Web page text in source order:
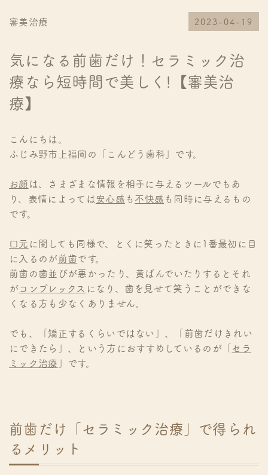
審美治療 2023-04-19
気になる前歯だけ！セラミック治
療なら短時間で美しく!【審美治
療】
こんにちは。
ふじみ野市上福岡の「こんどう歯科」です。
お顔は、さまざまな情報を相手に与えるツールでもあ
り、表情によっては安心感 も不快感 も同時に与えるもの
です。
口元 に関しても同様で、とくに笑ったときに1番最初に目
に入るのが前歯です。
前歯の歯並びが悪かったり、黄ばんでいたりするとそれ
がコンプレックス になり、歯を見せて笑うことができな
くなる方も少なくありません。
でも、「矯正するくらいではない」、「前歯だけきれい
にできたら」、という方におすすめしているのが「セラ
ミック治療 」です。
前歯だけ「セラミック治療」で得られ
るメリット